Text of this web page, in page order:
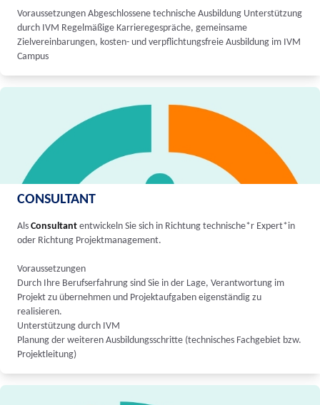
Voraussetzungen Abgeschlossene technische Ausbildung Unterstützung
durch IVM Regelmäßige Karrieregespräche, gemeinsame
Zielvereinbarungen, kosten- und verpflichtungsfreie Ausbildung im IVM
Campus
CONSULTANT
Als Consultant entwickeln Sie sich in Richtung technische*r Expert*in
oder Richtung Projektmanagement.
Voraussetzungen
Durch Ihre Berufserfahrung sind Sie in der Lage, Verantwortung im
Projekt zu übernehmen und Projektaufgaben eigenständig zu
realisieren.
Unterstützung durch IVM
Planung der weiteren Ausbildungsschritte (technisches Fachgebiet bzw.
Projektleitung)